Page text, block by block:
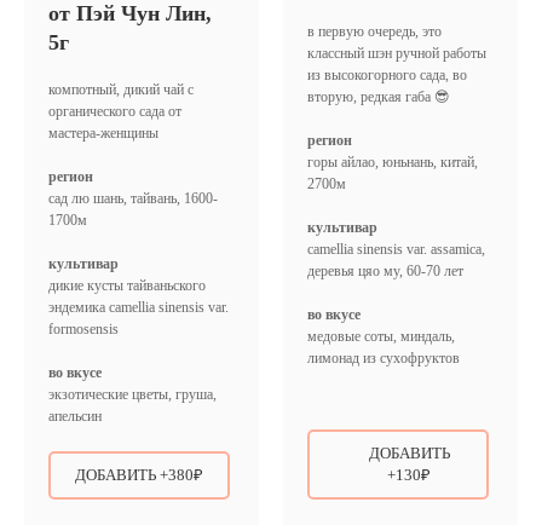
от Пэй Чун Лин,
5г
компотный, дикий чай с
органического сада от
мастера-женщины
регион
сад лю шань, тайвань, 1600-
1700м
культивар
дикие кусты тайваньского
эндемика camellia sinensis var.
formosensis
во вкусе
экзотические цветы, груша,
апельсин
ДОБАВИТЬ +380₽
в первую очередь, это
классный шэн ручной работы
из высокогорного сада, во
вторую, редкая габа 😎
регион
горы айлао, юньнань, китай,
2700м
культивар
camellia sinensis var. assamica,
деревья цяо му, 60-70 лет
во вкусе
медовые соты, миндаль,
лимонад из сухофруктов
ДОБАВИТЬ
+130₽